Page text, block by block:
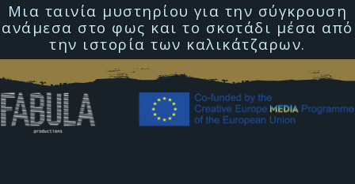
Μια ταινία μυστηρίου για την σύγκρουση
ανάμεσα στο φως και το σκοτάδι μέσα από
την ιστορία των καλικάτζαρων.